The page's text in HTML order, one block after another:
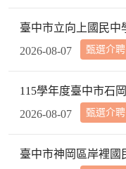
甄選介聘
2026-08-07
甄選介聘
2026-08-07